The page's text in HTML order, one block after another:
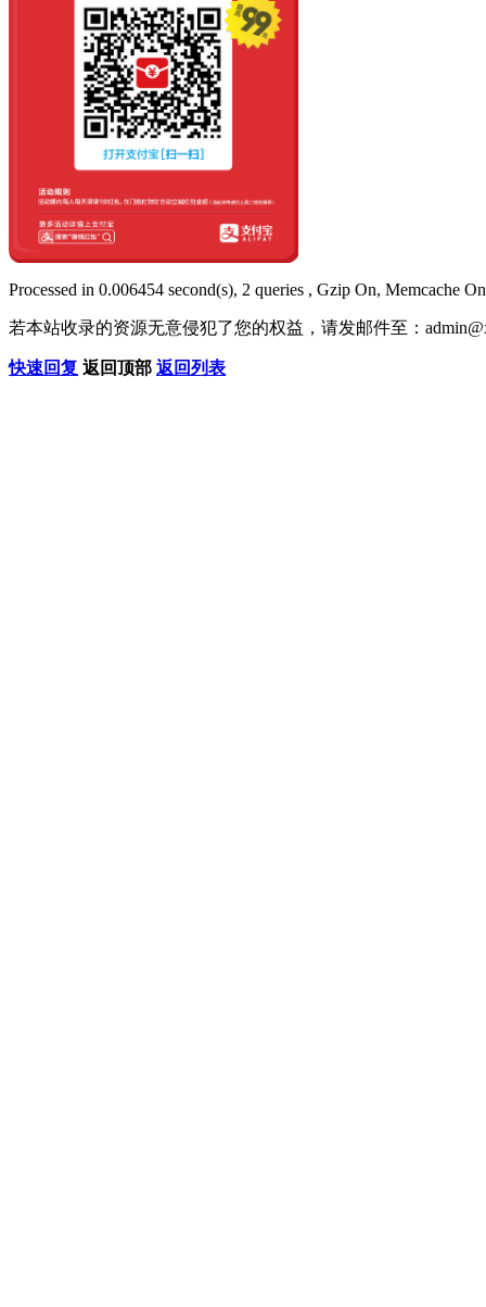
Processed in 0.006454 second(s), 2 queries , Gzip On, Memcache
若本站收录的资源无意侵犯了您的权益，请发邮件至：
快速回复 返回顶部 返回列表